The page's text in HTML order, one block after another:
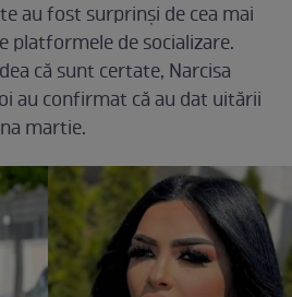
au fost surprinși de cea mai
platformele de socializare.
că sunt certate, Narcisa
au confirmat că au dat uitării
martie.